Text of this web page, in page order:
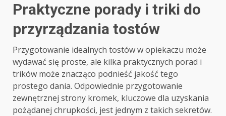
Praktyczne porady i triki do
przyrządzania tostów
Przygotowanie idealnych tostów w opiekaczu może
wydawać się proste, ale kilka praktycznych porad i
trików może znacząco podnieść jakość tego
prostego dania. Odpowiednie przygotowanie
zewnętrznej strony kromek, kluczowe dla uzyskania
pożądanej chrupkości, jest jednym z takich sekretów.